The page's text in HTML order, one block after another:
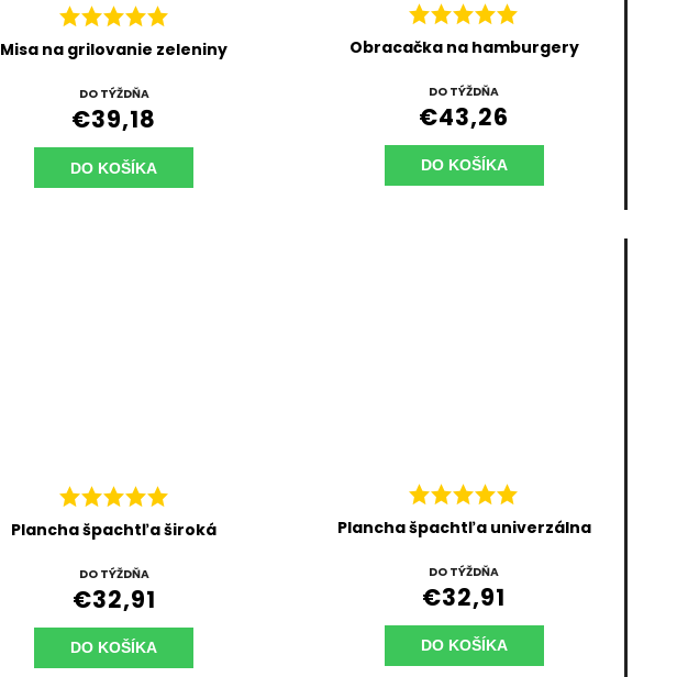
Misa na grilovanie zeleniny
DO TÝŽDŇA
€39,18
DO KOŠÍKA
Obracačka na hamburgery
DO TÝŽDŇA
€43,26
DO KOŠÍKA
Plancha špachtľa široká
DO TÝŽDŇA
€32,91
DO KOŠÍKA
Plancha špachtľa univerzálna
DO TÝŽDŇA
€32,91
DO KOŠÍKA